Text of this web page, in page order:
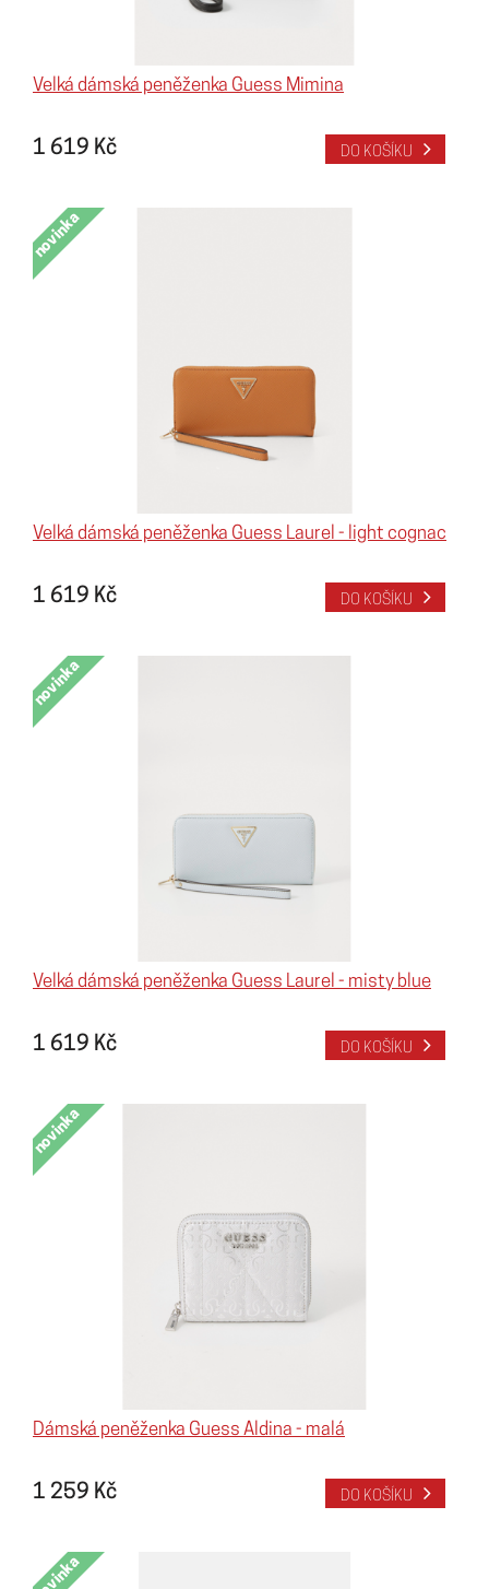
Velká dámská peněženka Guess Mimina
1 619 Kč DO KOŠÍKU
novinka
Velká dámská peněženka Guess Laurel - light cognac
1 619 Kč DO KOŠÍKU
novinka
Velká dámská peněženka Guess Laurel - misty blue
1 619 Kč DO KOŠÍKU
novinka
Dámská peněženka Guess Aldina - malá
1 259 Kč DO KOŠÍKU